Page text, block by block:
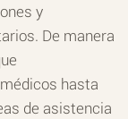
y
De manera
hasta
de asistencia